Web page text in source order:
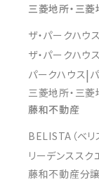
三菱地所・三菱
ザ・パークハウス
ザ・パークハウ
パークハウス
三菱地所・三
藤和不動産
BELISTA（ベリ
リーデンススク
藤和不動産分